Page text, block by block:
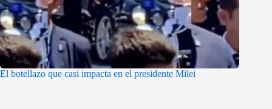
El botellazo que casi impacta en el presidente Milei